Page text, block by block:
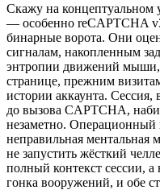
Скажу на
— особенно reCAPTCHA
бинарные ворота. Они
сигналам, накопленным
энтропии движений мыши,
странице, прежним
истории аккаунта. Сессия,
до вызова CAPTCHA,
незаметно.
неправильная ментальная
не запустить жёсткий
полный контекст сессии,
гонка вооружений, и обе